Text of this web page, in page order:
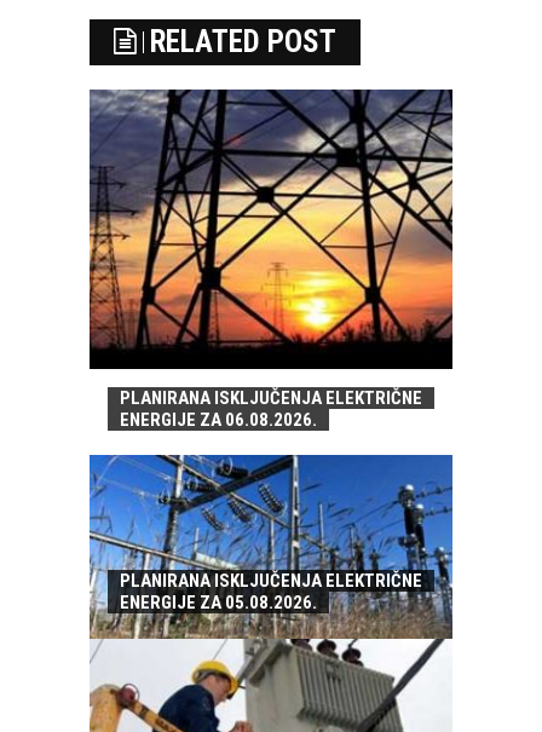
RELATED POST
PLANIRANA ISKLJUČENJA ELEKTRIČNE
ENERGIJE ZA 06.08.2026.
PLANIRANA ISKLJUČENJA ELEKTRIČNE
ENERGIJE ZA 05.08.2026.